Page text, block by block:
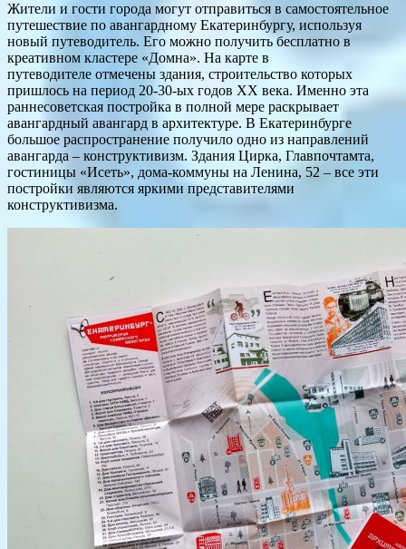
Жители и гости города могут отправиться в самостоятельное
путешествие по авангардному Екатеринбургу, используя
новый путеводитель. Его можно получить бесплатно в
креативном кластере «Домна». На карте в
путеводителе отмечены здания, строительство которых
пришлось на период 20-30-ых годов XX века. Именно эта
раннесоветская постройка в полной мере раскрывает
авангардный авангард в архитектуре. В Екатеринбурге
большое распространение получило одно из направлений
авангарда – конструктивизм. Здания Цирка, Главпочтамта,
гостиницы «Исеть», дома-коммуны на Ленина, 52 – все эти
постройки являются яркими представителями
конструктивизма.